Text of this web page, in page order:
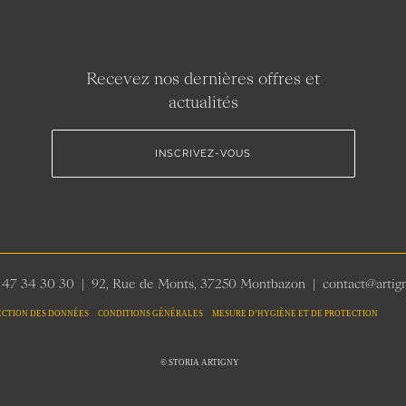
Recevez nos dernières offres et
actualités
INSCRIVEZ-VOUS
47 34 30 30 | 92, Rue de Monts, 37250 Montbazon |
DES DONNÉES CONDITIONS GÉNÉRALES MESURE D’HYGIÈNE ET DE PROTECTION
© STORIA ARTIGNY